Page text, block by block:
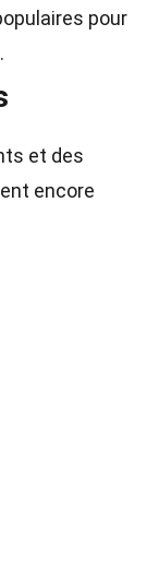
pour
et des
encore